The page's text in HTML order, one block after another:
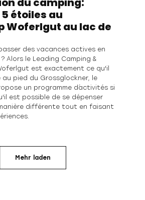
étoiles au
Woferlgut au lac de
des vacances actives en
Alors le Leading Camping &
est exactement ce qu'il
pied du Grossglockner, le
un programme d´activités si
est possible de se dépenser
différente tout en faisant
Mehr laden